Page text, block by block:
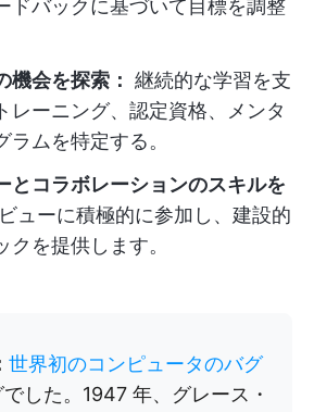
ドバックに基づいて目標を調整
機会を探索： 継続的な学習を支
レーニング、認定資格、メンタ
ラムを特定する。
とコラボレーションのスキルを
ューに積極的に参加し、建設的
クを提供します。
世界初のコンピュータのバグ
した。1947 年、グレース・